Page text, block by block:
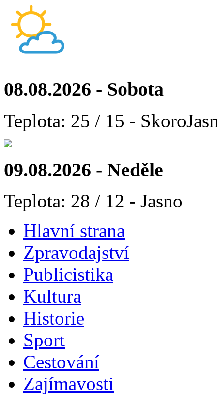
08.08.2026 - Sobota
Teplota: 25 / 15 -
09.08.2026 - Neděle
Teplota: 28 / 12 - Jasno
Hlavní strana
Zpravodajství
Publicistika
Kultura
Historie
Sport
Cestování
Zajímavosti